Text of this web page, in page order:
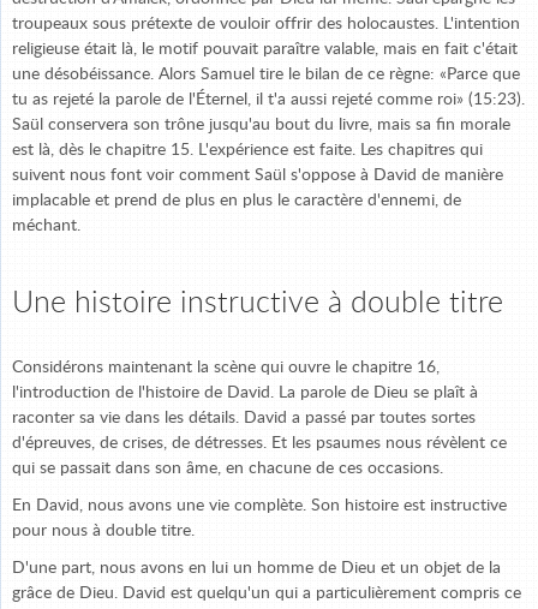
troupeaux sous prétexte de vouloir offrir des holocaustes. L'intention
religieuse était là, le motif pouvait paraître valable, mais en fait c'était
une désobéissance. Alors Samuel tire le bilan de ce règne: «Parce que
tu as rejeté la parole de l'Éternel, il t'a aussi rejeté comme roi» (15:23).
Saül conservera son trône jusqu'au bout du livre, mais sa fin morale
est là, dès le chapitre 15. L'expérience est faite. Les chapitres qui
suivent nous font voir comment Saül s'oppose à David de manière
implacable et prend de plus en plus le caractère d'ennemi, de
méchant.
Une histoire instructive à double titre
Considérons maintenant la scène qui ouvre le chapitre 16,
l'introduction de l'histoire de David. La parole de Dieu se plaît à
raconter sa vie dans les détails. David a passé par toutes sortes
d'épreuves, de crises, de détresses. Et les psaumes nous révèlent ce
qui se passait dans son âme, en chacune de ces occasions.
En David, nous avons une vie complète. Son histoire est instructive
pour nous à double titre.
D'une part, nous avons en lui un homme de Dieu et un objet de la
grâce de Dieu. David est quelqu'un qui a particulièrement compris ce